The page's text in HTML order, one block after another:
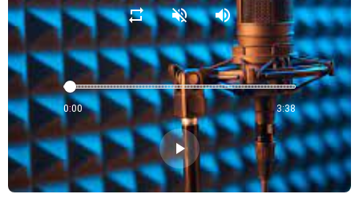
repeat volume_off volume_up
0:00 3:38
play_arrow